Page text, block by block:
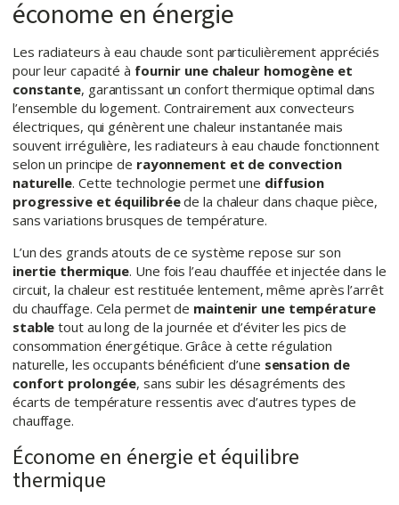
économe en énergie
Les radiateurs à eau chaude sont particulièrement appréciés
pour leur capacité à fournir une chaleur homogène et
constante, garantissant un confort thermique optimal dans
l’ensemble du logement. Contrairement aux convecteurs
électriques, qui génèrent une chaleur instantanée mais
souvent irrégulière, les radiateurs à eau chaude fonctionnent
selon un principe de rayonnement et de convection
naturelle. Cette technologie permet une diffusion
progressive et équilibréede la chaleur dans chaque pièce,
sans variations brusques de température.
L’un des grands atouts de ce système repose sur son
inertie thermique. Une fois l’eau chauffée et injectée dans le
circuit, la chaleur est restituée lentement, même après l’arrêt
du chauffage. Cela permet de maintenir une température
stable tout au long de la journée et d’éviter les pics de
consommation énergétique. Grâce à cette régulation
naturelle, les occupants bénéficient d’une sensation de
confort prolongée, sans subir les désagréments des
écarts de température ressentis avec d’autres types de
chauffage.
Économe en énergie et équilibre
thermique